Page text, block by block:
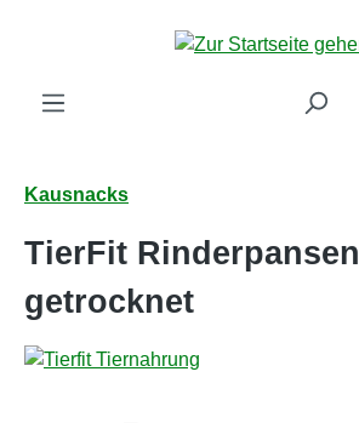
Zum Hauptinhalt springen
Kausnacks
TierFit Rinderpansen
getrocknet